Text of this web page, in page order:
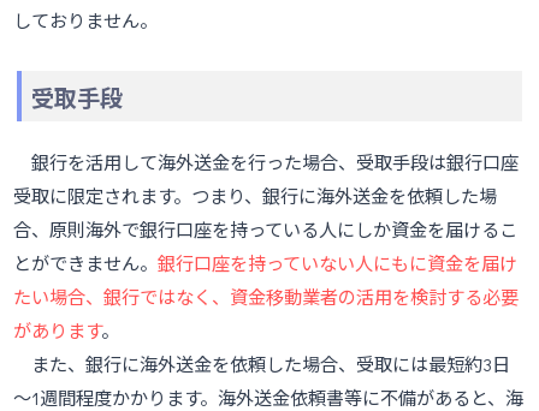
しておりません。
受取手段
銀行を活用して海外送金を行った場合、受取手段は銀行口座
受取に限定されます。つまり、銀行に海外送金を依頼した場
合、原則海外で銀行口座を持っている人にしか資金を届けるこ
とができません。銀行口座を持っていない人にもに資金を届け
たい場合、銀行ではなく、資金移動業者の活用を検討する必要
があります。
また、銀行に海外送金を依頼した場合、受取には最短約3日
～1週間程度かかります。海外送金依頼書等に不備があると、海